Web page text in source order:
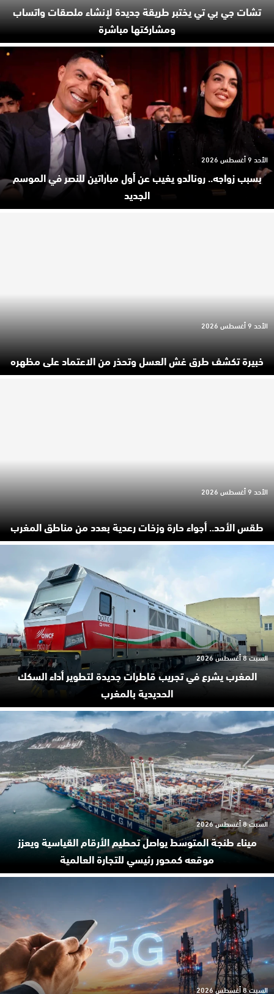
تشات جي بي تي يختبر طريقة جديدة لإنشاء ملصقات واتساب
ومشاركتها مباشرة
بسبب زواجه.. رونالدو يغيب عن أول مباراتين للنصر في الموسم
الجديد
الأحد 9 أغسطس 2026
خبيرة تكشف طرق غش العسل وتحذر من الاعتماد على مظهره
الأحد 9 أغسطس 2026
طقس الأحد.. أجواء حارة وزخات رعدية بعدد من مناطق المغرب
الأحد 9 أغسطس 2026
المغرب يشرع في تجريب قاطرات جديدة لتطوير أداء السكك
الحديدية بالمغرب
السبت 8 أغسطس 2026
ميناء طنجة المتوسط يواصل تحطيم الأرقام القياسية ويعزز
موقعه كمحور رئيسي للتجارة العالمية
السبت 8 أغسطس 2026
السبت 8 أغسطس 2026